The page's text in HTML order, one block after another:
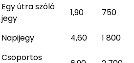
Egy útra szóló
jegy
1,90 750
Napijegy
4,60 1 800
Csoportos